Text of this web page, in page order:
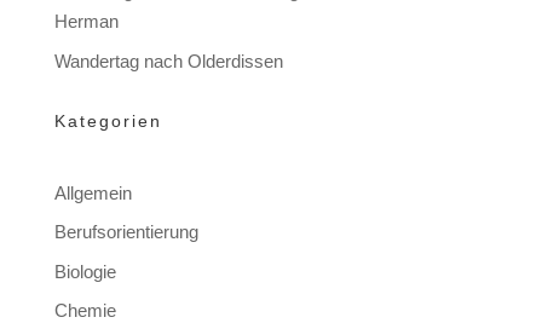
Herman
Wandertag nach Olderdissen
Kategorien
Allgemein
Berufsorientierung
Biologie
Chemie